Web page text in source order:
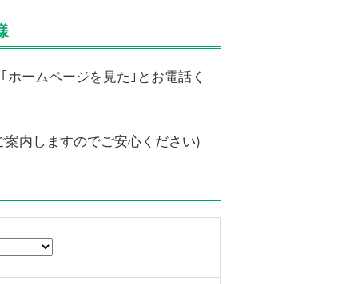
ームページを見た｣とお電話く
内しますのでご安心ください)